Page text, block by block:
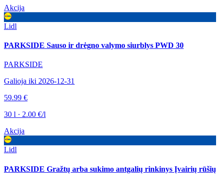
Akcija
Lidl
PARKSIDE Sauso ir drėgno valymo siurblys PWD 30
PARKSIDE
Galioja iki 2026-12-31
59.99 €
30 l · 2.00 €/l
Akcija
Lidl
PARKSIDE Gražtų arba sukimo antgalių rinkinys Įvairių rūšių